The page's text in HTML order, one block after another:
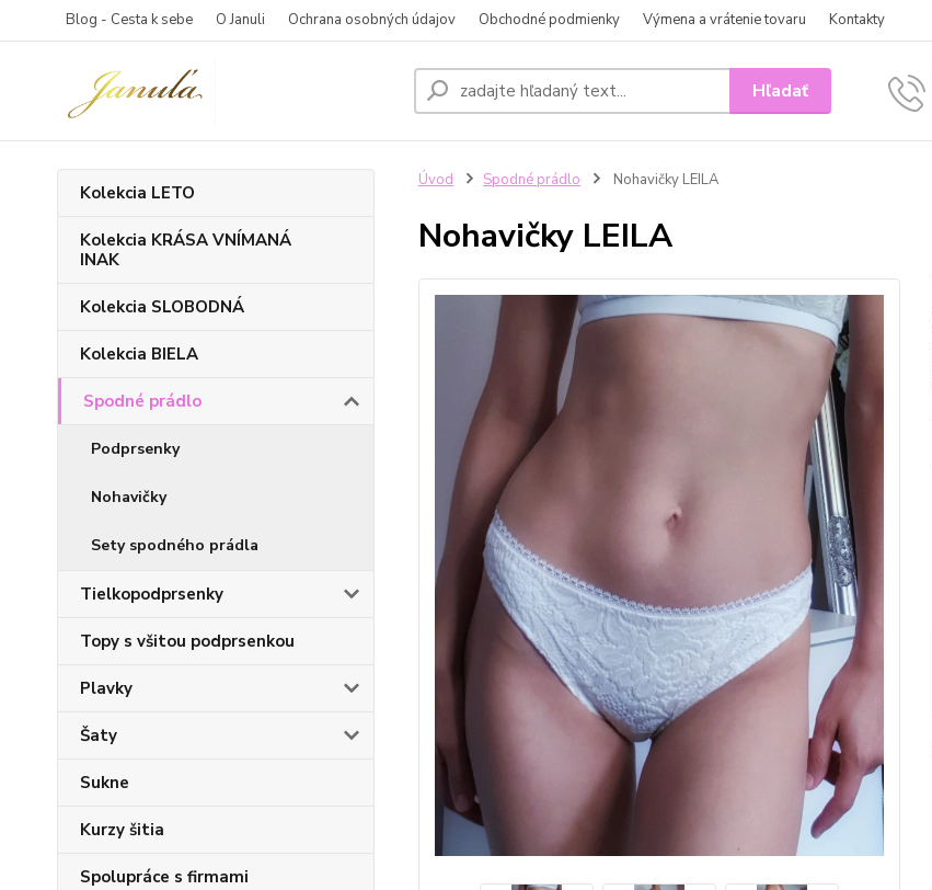
Blog - Cesta k sebe O Januli Ochrana osobných údajov Obchodné podmienky Výmena a vrátenie tovaru Kontakty
Hľadať
Kolekcia LETO
Kolekcia KRÁSA VNÍMANÁ
INAK
Kolekcia SLOBODNÁ
Kolekcia BIELA
Spodné prádlo
Podprsenky
Nohavičky
Sety spodného prádla
Tielkopodprsenky
Topy s všitou podprsenkou
Plavky
Šaty
Sukne
Kurzy šitia
Spolupráce s firmami
Úvod Spodné prádlo Nohavičky LEILA
Nohavičky LEILA